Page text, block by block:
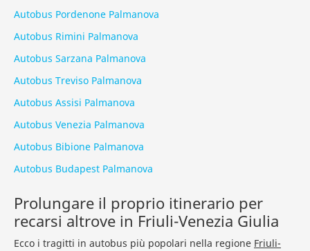
Autobus Pordenone Palmanova
Autobus Rimini Palmanova
Autobus Sarzana Palmanova
Autobus Treviso Palmanova
Autobus Assisi Palmanova
Autobus Venezia Palmanova
Autobus Bibione Palmanova
Autobus Budapest Palmanova
Prolungare il proprio itinerario per
recarsi altrove in Friuli-Venezia Giulia
Ecco i tragitti in autobus più popolari nella regione Friuli-